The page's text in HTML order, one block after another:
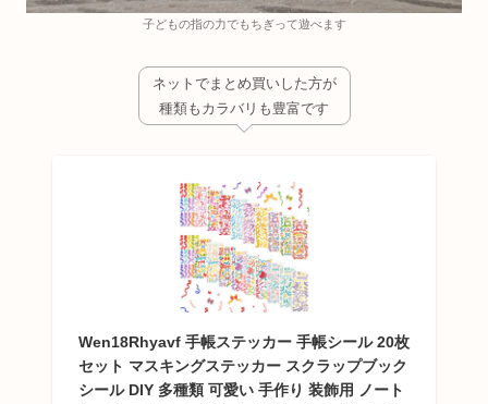
子どもの指の力でもちぎって遊べます
ネットでまとめ買いした方が
種類もカラバリも豊富です
Wen18Rhyavf 手帳ステッカー 手帳シール 20枚
セット マスキングステッカー スクラップブック
シール DIY 多種類 可愛い 手作り 装飾用 ノート